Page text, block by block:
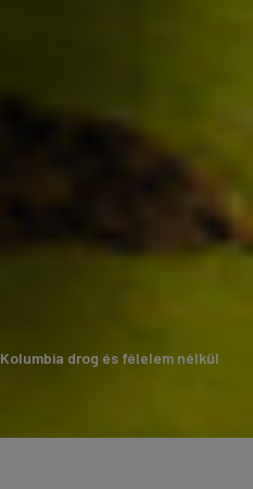
Kolumbia drog és félelem nélkül